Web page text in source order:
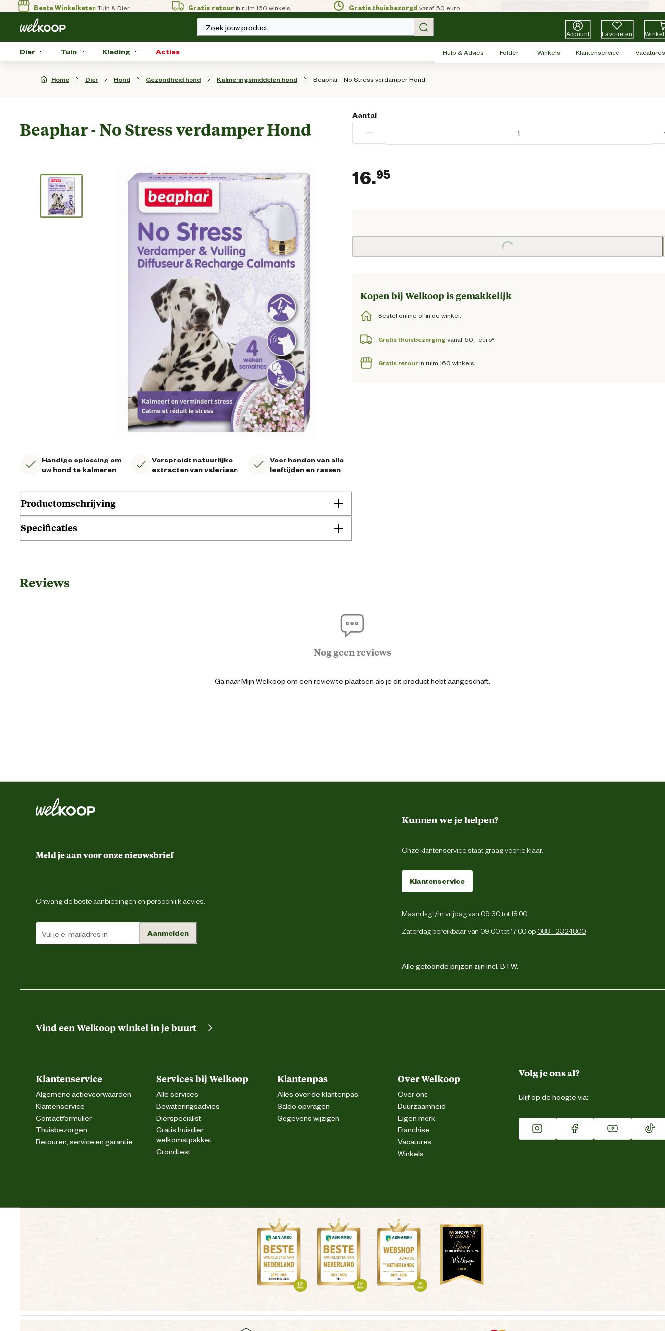
Beste WinkelketenTuin & Dier Gratis retour in ruim 160 winkels Gratis thuisbezorgd vanaf 50 euro
Zoek jouw product.
Account Favorieten
Dier Tuin Kleding Acties Hulp & Advies Folder Winkels Klantenservice Vacatures
Home Dier Hond Gezondheid hond Kalmeringsmiddelen hond Beaphar - No Stress verdamper Hond
Beaphar - No Stress verdamper Hond
Handige oplossing om
uw hond te kalmeren
Verspreidt natuurlijke
extracten van valeriaan
Voor honden van alle
leeftijden en rassen
Productomschrijving
Specificaties
Geschikt voor diersoort
Volwassen
Materiaal & Samenstelling
Advies
stopcontact. Wanneer de vloeistof uit de vulling verdampt is, de verdamper uit het stopcontact
Aantal
−
16.95
Loading...
Kopen bij Welkoop is gemakkelijk
Bestel online of in de winkel.
Gratis thuisbezorging vanaf 50,- euro*
Gratis retourin ruim 160 winkels
Reviews
Nog geen reviews
Ga naar Mijn Welkoop om een review te plaatsen als je dit product hebt aangeschaft.
Meld je aan voor onze nieuwsbrief
Ontvang de beste aanbiedingen en persoonlijk advies.
Aanmelden
Kunnen we je helpen?
Onze klantenservice staat graag voor je klaar.
Klantenservice
Maandag t/m vrijdag van 09:30 tot 18:00
Zaterdag bereikbaar van 09:00 tot 17:00 op 088 - 2324800
Alle getoonde prijzen zijn incl. BTW.
Vind een Welkoop winkel in je buurt
Klantenservice
Algemene actievoorwaarden
Klantenservice
Contactformulier
Thuisbezorgen
Retouren, service en garantie
Services bij Welkoop
Alle services
Bewateringsadvies
Dierspecialist
Gratis huisdier
welkomstpakket
Grondtest
Klantenpas
Alles over de klantenpas
Saldo opvragen
Gegevens wijzigen
Over Welkoop
Over ons
Duurzaamheid
Eigen merk
Franchise
Vacatures
Winkels
Volg je ons al?
Blijf op de hoogte via: